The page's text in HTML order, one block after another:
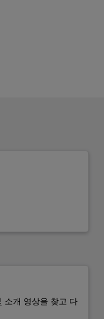
소개 영상을 찾고 다